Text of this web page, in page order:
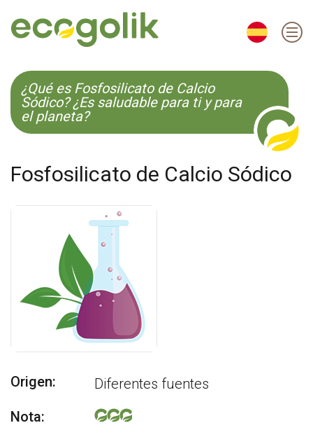
EN ES KO
¿Qué es Fosfosilicato de Calcio
Sódico? ¿Es saludable para ti y para
el planeta?
Fosfosilicato de Calcio Sódico
Origen:
Diferentes fuentes
Nota: